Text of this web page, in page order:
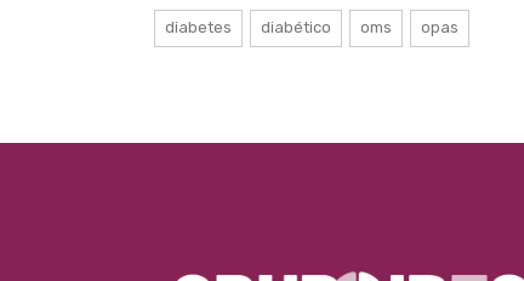
diabetes diabético oms opas